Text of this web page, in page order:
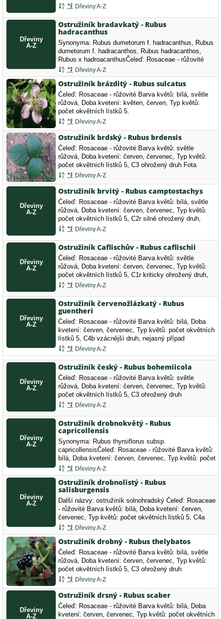
vzácnýDřeviny A-Z
Ostružiník bradavkatý - Rubus
hadracanthus
Synonyma: Rubus dumetorum f. hadracanthus, Rubus
dumetorum f. hadracanthos, Rubus hadracanthos,
Rubus x hadroacanthusČeleď: Rosaceae - růžovité
Barva květů: světle růžová, Doba kvetení: červen,
červenec, Typ květů: počet okvětních lístků…
Dřeviny A-Z
Ostružiník brázditý - Rubus sulcatus
Čeleď: Rosaceae - růžovité Barva květů: bílá, světle
růžová, Doba kvetení: květen, červen, Typ květů:
počet okvětních lístků 5.
Dřeviny A-Z
Ostružiník brdský - Rubus brdensis
Čeleď: Rosaceae - růžovité Barva květů: světle
růžová, Doba kvetení: červen, červenec, Typ květů:
počet okvětních lístků 5, C3 ohrožený druh Fota
laskavě poskytla Mgr. Linda Trunečková, mnohokráte
Dřeviny A-Z
Ostružiník brvitý - Rubus camptostachys
Čeleď: Rosaceae - růžovité Barva květů: bílá, světle
růžová, Doba kvetení: červen, červenec, Typ květů:
počet okvětních lístků 5, C2r silně ohrožený druh,
vzácnýDřeviny A-Z
Ostružiník Caflischův - Rubus caflischii
Čeleď: Rosaceae - růžovité Barva květů: světle
růžová, Doba kvetení: červen, červenec, Typ květů:
počet okvětních lístků 5, C1r kriticky ohrožený druh,
vzácnýDřeviny A-Z
Ostružiník červenožlázkatý - Rubus
guentheri
Čeleď: Rosaceae - růžovité Barva květů: bílá, Doba
kvetení: červen, červenec, Typ květů: počet okvětních
lístků 5, C4b vzácnější druh, nejasný případ
Dřeviny A-Z
Ostružiník český - Rubus bohemiicola
Čeleď: Rosaceae - růžovité Barva květů: světle
růžová, Doba kvetení: červen, červenec, Typ květů:
počet okvětních lístků 5, C3 ohrožený druh
Dřeviny A-Z
Ostružiník drobnokvětý - Rubus
capricollensis
Synonyma: Rubus thyrsiflorus subsp.
capricollensisČeleď: Rosaceae - růžovité Barva květů:
bílá, Doba kvetení: červen, červenec, Typ květů: počet
okvětních lístků 5.
Dřeviny A-Z
Ostružiník drobnolistý - Rubus
salisburgensis
Další názvy: ostružiník solnohradský Čeleď: Rosaceae
- růžovité Barva květů: bílá, Doba kvetení: červen,
červenec, Typ květů: počet okvětních lístků 5, C4a
vzácnější druh vyžadující pozornost
Dřeviny A-Z
Ostružiník drobný - Rubus thelybatos
Čeleď: Rosaceae - růžovité Barva květů: bílá, světle
růžová, Doba kvetení: červen, červenec, Typ květů:
počet okvětních lístků 5, C3 ohrožený druh
Dřeviny A-Z
Ostružiník drsný - Rubus scaber
Čeleď: Rosaceae - růžovité Barva květů: bílá, Doba
kvetení: červen, červenec, Typ květů: počet okvětních